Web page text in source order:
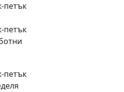
петък
петък
петък